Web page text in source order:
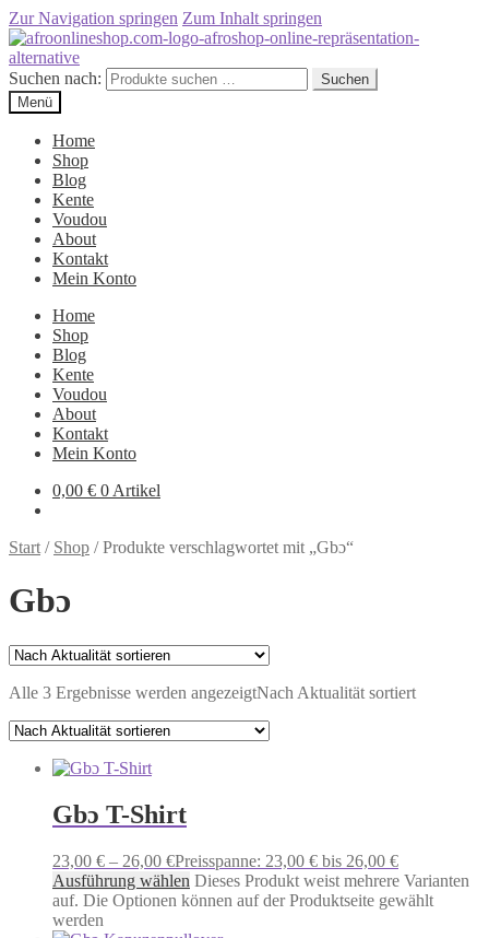
Zur Navigation springen Zum Inhalt springen
Suchen nach:
Suchen
Menü
Home
Shop
Blog
Kente
Voudou
About
Kontakt
Mein Konto
Home
Shop
Blog
Kente
Voudou
About
Kontakt
Mein Konto
0,00 € 0 Artikel
Start / Shop /Produkte verschlagwortet mit „Gbɔ“
Gbɔ
Alle 3 Ergebnisse werden angezeigtNach Aktualität sortiert
Gbɔ T-Shirt
23,00 € – 26,00 €Preisspanne: 23,00 € bis 26,00 €
Ausführung wählen Dieses Produkt weist mehrere Varianten
auf. Die Optionen können auf der Produktseite gewählt
werden